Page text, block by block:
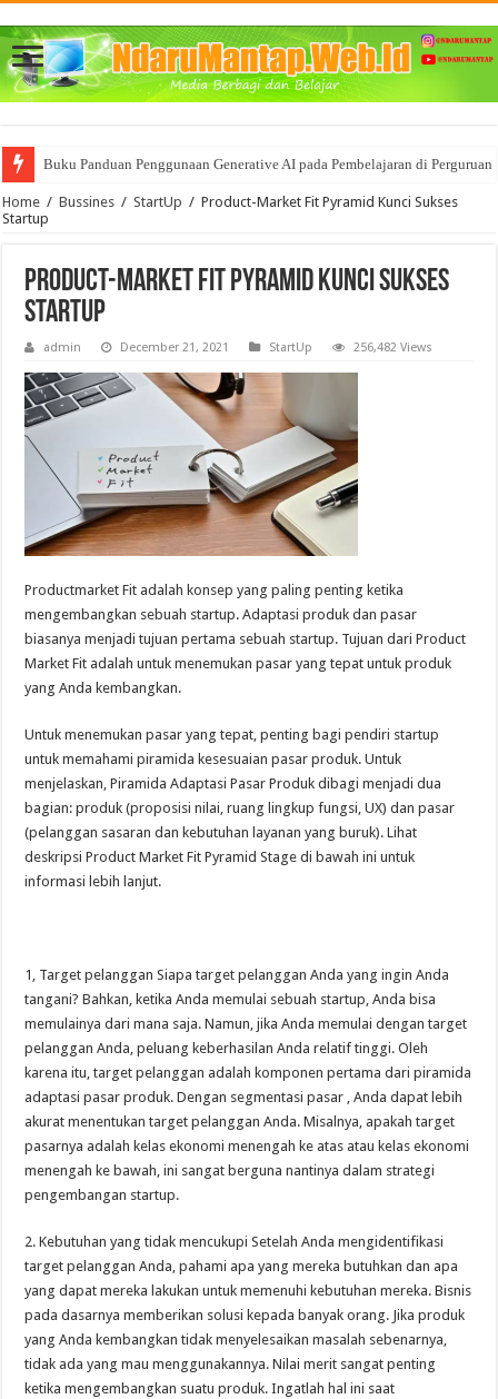
Buku Panduan Penggunaan Generative AI pada Pembelajaran di
Home / Bussines / StartUp / Product-Market Fit Pyramid Kunci Sukses
Startup
Product-Market Fit Pyramid Kunci Sukses
Startup
admin December 21, 2021 StartUp 256,482 Views
Productmarket Fit adalah konsep yang paling penting ketika
mengembangkan sebuah startup. Adaptasi produk dan pasar
biasanya menjadi tujuan pertama sebuah startup. Tujuan dari Product
Market Fit adalah untuk menemukan pasar yang tepat untuk produk
yang Anda kembangkan.
Untuk menemukan pasar yang tepat, penting bagi pendiri startup
untuk memahami piramida kesesuaian pasar produk. Untuk
menjelaskan, Piramida Adaptasi Pasar Produk dibagi menjadi dua
bagian: produk (proposisi nilai, ruang lingkup fungsi, UX) dan pasar
(pelanggan sasaran dan kebutuhan layanan yang buruk). Lihat
deskripsi Product Market Fit Pyramid Stage di bawah ini untuk
informasi lebih lanjut.
1, Target pelanggan Siapa target pelanggan Anda yang ingin Anda
tangani? Bahkan, ketika Anda memulai sebuah startup, Anda bisa
memulainya dari mana saja. Namun, jika Anda memulai dengan target
pelanggan Anda, peluang keberhasilan Anda relatif tinggi. Oleh
karena itu, target pelanggan adalah komponen pertama dari piramida
adaptasi pasar produk. Dengan segmentasi pasar , Anda dapat lebih
akurat menentukan target pelanggan Anda. Misalnya, apakah target
pasarnya adalah kelas ekonomi menengah ke atas atau kelas ekonomi
menengah ke bawah, ini sangat berguna nantinya dalam strategi
pengembangan startup.
2. Kebutuhan yang tidak mencukupi Setelah Anda mengidentifikasi
target pelanggan Anda, pahami apa yang mereka butuhkan dan apa
yang dapat mereka lakukan untuk memenuhi kebutuhan mereka. Bisnis
pada dasarnya memberikan solusi kepada banyak orang. Jika produk
yang Anda kembangkan tidak menyelesaikan masalah sebenarnya,
tidak ada yang mau menggunakannya. Nilai merit sangat penting
ketika mengembangkan suatu produk. Ingatlah hal ini saat